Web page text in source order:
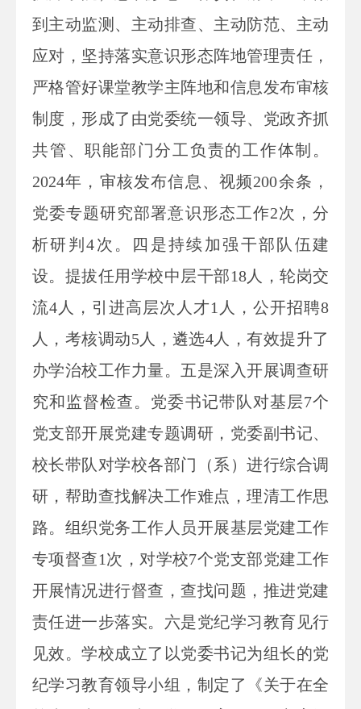
到主动监测、主动排查、主动防范、主动
应对，坚持落实意识形态阵地管理责任，
严格管好课堂教学主阵地和信息发布审核
制度，形成了由党委统一领导、党政齐抓
共管、职能部门分工负责的工作体制。
2024年，审核发布信息、视频200余条，
党委专题研究部署意识形态工作2次，分
析研判4次。四是持续加强干部队伍建
设。提拔任用学校中层干部18人，轮岗交
流4人，引进高层次人才1人，公开招聘8
人，考核调动5人，遴选4人，有效提升了
办学治校工作力量。五是深入开展调查研
究和监督检查。党委书记带队对基层7个
党支部开展党建专题调研，党委副书记、
校长带队对学校各部门（系）进行综合调
研，帮助查找解决工作难点，理清工作思
路。组织党务工作人员开展基层党建工作
专项督查1次，对学校7个党支部党建工作
开展情况进行督查，查找问题，推进党建
责任进一步落实。六是党纪学习教育见行
见效。学校成立了以党委书记为组长的党
纪学习教育领导小组，制定了《关于在全